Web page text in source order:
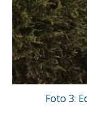
Foto 3: